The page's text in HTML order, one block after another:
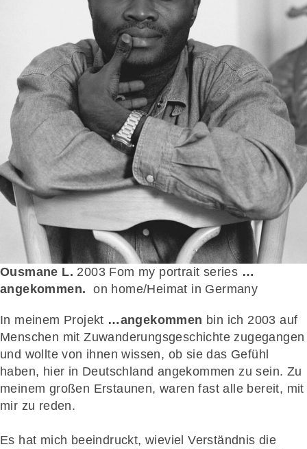
Ousmane L. 2003 Fom my portrait series …
angekommen. on home/Heimat in Germany
In meinem Projekt …angekommen bin ich 2003 auf
Menschen mit Zuwanderungsgeschichte zugegangen
und wollte von ihnen wissen, ob sie das Gefühl
haben, hier in Deutschland angekommen zu sein. Zu
meinem großen Erstaunen, waren fast alle bereit, mit
mir zu reden.
Es hat mich beeindruckt, wieviel Verständnis die